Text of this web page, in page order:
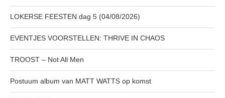
LOKERSE FEESTEN dag 5 (04/08/2026)
EVENTJES VOORSTELLEN: THRIVE IN CHAOS
TROOST – Not All Men
Postuum album van MATT WATTS op komst